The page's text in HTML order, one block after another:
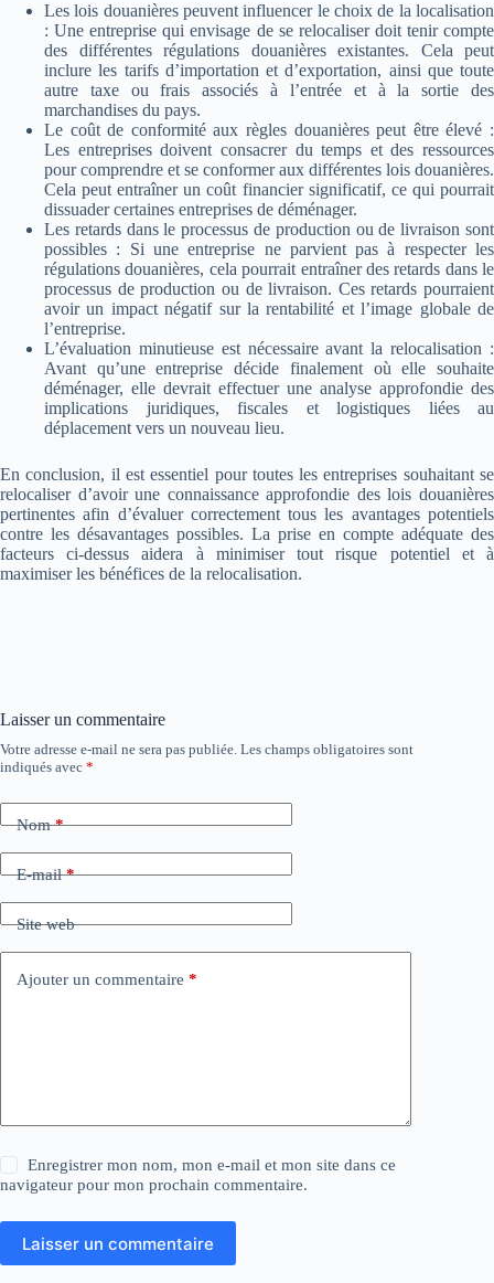
Les lois douanières peuvent influencer le choix de la localisation
: Une entreprise qui envisage de se relocaliser doit tenir compte
des différentes régulations douanières existantes. Cela peut
inclure les tarifs d’importation et d’exportation, ainsi que toute
autre taxe ou frais associés à l’entrée et à la sortie des
marchandises du pays.
Le coût de conformité aux règles douanières peut être élevé :
Les entreprises doivent consacrer du temps et des ressources
pour comprendre et se conformer aux différentes lois douanières.
Cela peut entraîner un coût financier significatif, ce qui pourrait
dissuader certaines entreprises de déménager.
Les retards dans le processus de production ou de livraison sont
possibles : Si une entreprise ne parvient pas à respecter les
régulations douanières, cela pourrait entraîner des retards dans le
processus de production ou de livraison. Ces retards pourraient
avoir un impact négatif sur la rentabilité et l’image globale de
l’entreprise.
L’évaluation minutieuse est nécessaire avant la relocalisation :
Avant qu’une entreprise décide finalement où elle souhaite
déménager, elle devrait effectuer une analyse approfondie des
implications juridiques, fiscales et logistiques liées au
déplacement vers un nouveau lieu.
En conclusion, il est essentiel pour toutes les entreprises souhaitant se
relocaliser d’avoir une connaissance approfondie des lois douanières
pertinentes afin d’évaluer correctement tous les avantages potentiels
contre les désavantages possibles. La prise en compte adéquate des
facteurs ci-dessus aidera à minimiser tout risque potentiel et à
maximiser les bénéfices de la relocalisation.
Laisser un commentaire
Votre adresse e-mail ne sera pas publiée. Les champs obligatoires sont
indiqués avec *
Nom*
E-mail*
Site web
Ajouter un commentaire *
Enregistrer mon nom, mon e-mail et mon site dans ce
navigateur pour mon prochain commentaire.
Laisser un commentaire